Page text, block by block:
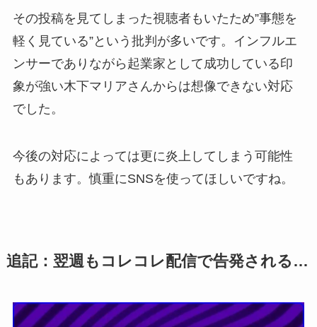
その投稿を見てしまった視聴者もいたため”事態を
軽く見ている”という批判が多いです。インフルエ
ンサーでありながら起業家として成功している印
象が強い木下マリアさんからは想像できない対応
でした。
今後の対応によっては更に炎上してしまう可能性
もあります。慎重にSNSを使ってほしいですね。
追記：翌週もコレコレ配信で告発される…